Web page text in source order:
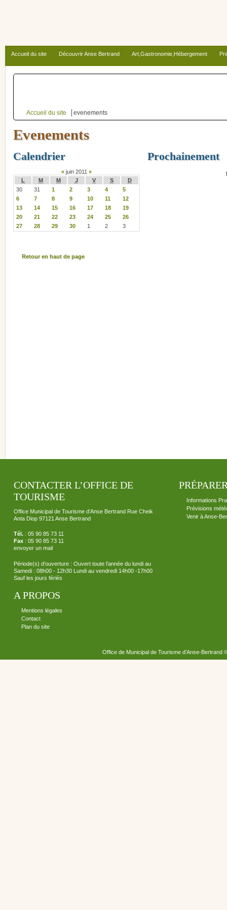
Accueil du site Découvrir Anse Bertrand Art,Gastronomie,Hébergement
Autour d’Anse Bertrand
Accueil du site evenements
Evenements
Calendrier
« juin 2011 »
L
M M J V S
D
30
31 1 2 3 4
5
6
7 8 9 10 11
12
13
14 15 16 17 18
19
20
21 22 23 24 25
26
27
28 29 30 1 2 3
Prochainement
Retour en haut de page
CONTACTER L’OFFICE DE
TOURISME
Office Municipal de Tourisme d’Anse Bertrand Rue Cheik
Anta Diop 97121 Anse Bertrand
Tél. : 05 90 85 73 11
Fax : 05 90 85 73 11
envoyer un mail
Période(s) d’ouverture : Ouvert toute l’année du lundi au
Samedi : 08h00 - 12h30 Lundi au vendredi 14h00 -17h00
Sauf les jours fériés
A PROPOS
Mentions légales
Contact
Plan du site
Informations
Prévisions
Venir à Anse-
Office de Municipal de Tourisme d’Anse-